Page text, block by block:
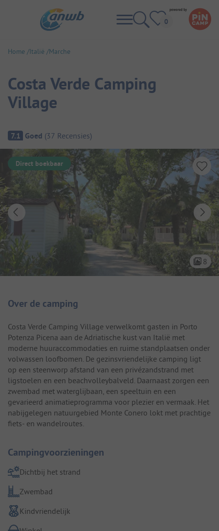
Home Italië Marche
Costa Verde Camping
Village
Camping overzicht
7.1 Goed (37 Recensies)
Direct boekbaar
8
Over de camping
Costa Verde Camping Village verwelkomt gasten in Porto
Potenza Picena aan de Adriatische kust van Italië met
moderne huuraccommodaties en ruime standplaatsen onder
volwassen loofbomen. De gezinsvriendelijke camping ligt
op een steenworp afstand van een privézandstrand met
ligstoelen en een beachvolleybalveld. Daarnaast zorgen een
zwembad met waterglijbaan, een speeltuin en een
gevarieerd animatieprogramma voor plezier en vermaak. Het
nabijgelegen natuurgebied Monte Conero lokt met prachtige
fiets- en wandelroutes.
Campingvoorzieningen
Dichtbij het strand
Zwembad
Kindvriendelijk